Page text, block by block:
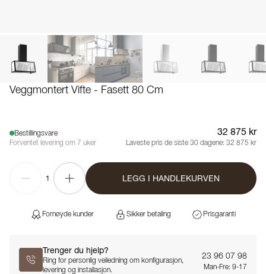
Veggmontert Vifte - Fasett 80 Cm
Bestillingsvare
Forventet levering om 7 uker
32 875 kr
Laveste pris de siste 30 dagene: 32 875 kr
1 LEGG I HANDLEKURVEN
Fornøyde kunder Sikker betaling Prisgaranti
Trenger du hjelp?
Ring for personlig veiledning om konfigurasjon,
levering og installasjon.
23 96 07 98
Man-Fre: 9-17